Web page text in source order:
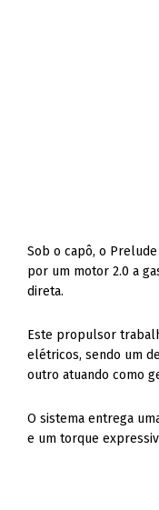
Sob o capô, o
por um motor 2.0 a
direta.
Este propulsor
elétricos, sendo um
outro atuando como
O sistema entrega
e um torque